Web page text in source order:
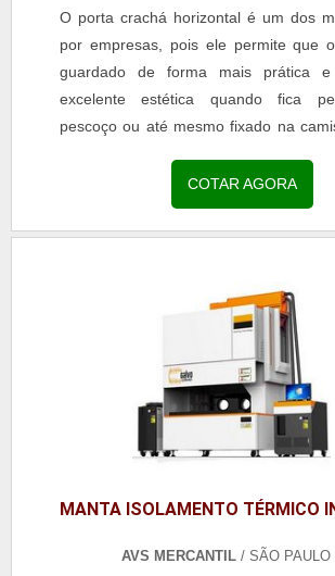
O porta crachá horizontal é um dos
por empresas, pois ele permite que
guardado de forma mais prática e
excelente estética quando fica
pescoço ou até mesmo fixado na
características do acessório é que
utilizado de duas maneiras, sendo
de um cordão ou até mesmo com
COTAR AGORA
MANTA ISOLAMENTO TÉRMICO
AVS MERCANTIL / SÃO PAULO